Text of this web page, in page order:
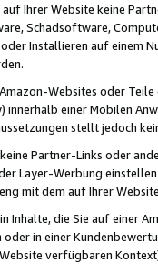
auf Ihrer Website keine
Schadsoftware,
Installieren auf einem
Websites oder
innerhalb einer Mobilen
stellt jedoch
Partner-Links oder
Layer-Werbung
mit dem auf Ihrer
Inhalte, die Sie auf einer
in einer
verfügbaren